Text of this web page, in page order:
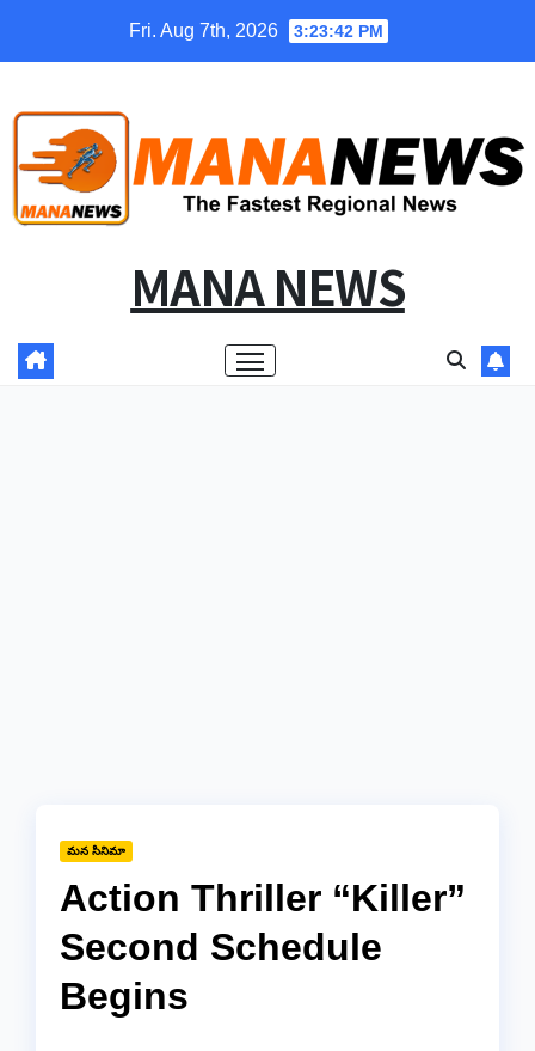
Fri. Aug 7th, 2026 3:23:43 PM
MANA NEWS
మన సినిమా
Action Thriller “Killer”
Second Schedule
Begins